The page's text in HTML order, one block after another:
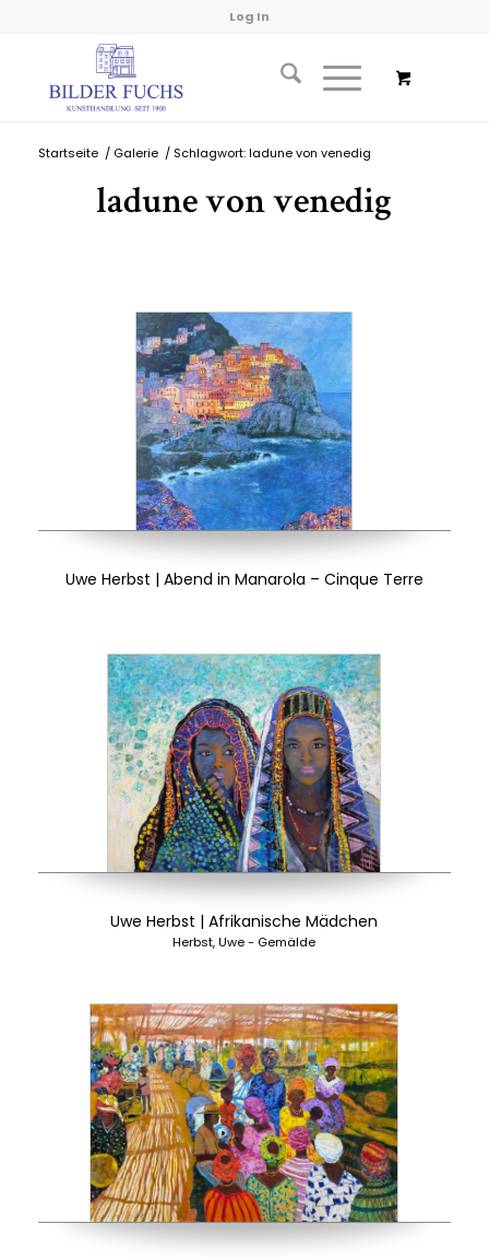
Log In
Startseite / Galerie / Schlagwort: ladune von venedig
ladune von venedig
Uwe Herbst | Abend in Manarola – Cinque Terre
Uwe Herbst | Afrikanische Mädchen
Herbst, Uwe - Gemälde